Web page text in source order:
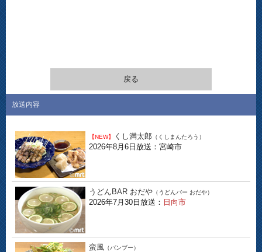
戻る
放送内容
【NEW】 くし満太郎 （くしまんたろう）
2026年8月6日放送：宮崎市
うどんBAR おだや （うどんバー おだや）
2026年7月30日放送： 日向市
蛮風 （バンブー）